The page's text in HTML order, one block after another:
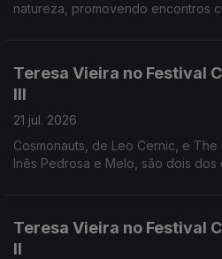
natureza, promovendo encontros
Teresa Vieira no Festival
III
21 jul. 2026
Cosmonauts, de Leo Cernic, e
Inês Pedrosa e Melo, são dois dos
Teresa Vieira no Festival
II